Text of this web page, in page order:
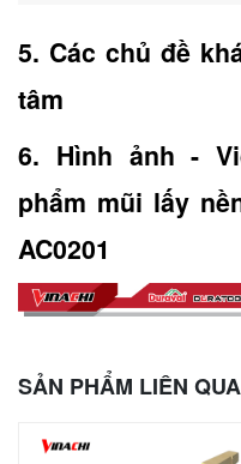
5. Các chủ đề
tâm
6. Hình ảnh -
phẩm mũi lấy
AC0201
SẢN PHẨM LIÊN